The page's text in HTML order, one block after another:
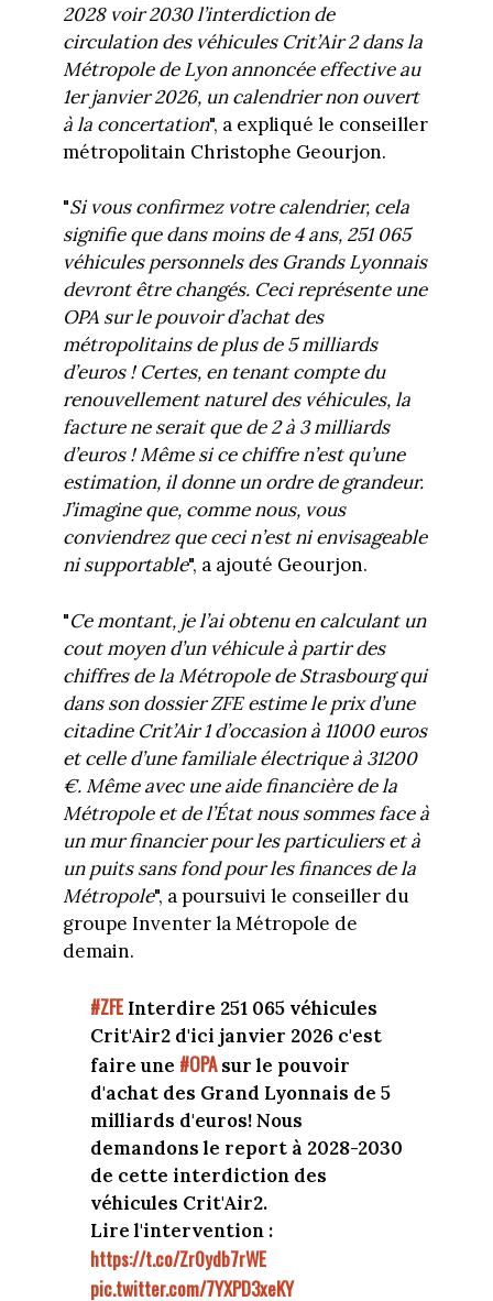
2028 voir 2030 l’interdiction de
circulation des véhicules Crit’Air 2 dans la
Métropole de Lyon annoncée effective au
1er janvier 2026, un calendrier non ouvert
à la concertation", a expliqué le conseiller
métropolitain Christophe Geourjon.
"Si vous confirmez votre calendrier, cela
signifie que dans moins de 4 ans, 251 065
véhicules personnels des Grands Lyonnais
devront être changés. Ceci représente une
OPA sur le pouvoir d’achat des
métropolitains de plus de 5 milliards
d’euros ! Certes, en tenant compte du
renouvellement naturel des véhicules, la
facture ne serait que de 2 à 3 milliards
d’euros ! Même si ce chiffre n’est qu’une
estimation, il donne un ordre de grandeur.
J’imagine que, comme nous, vous
conviendrez que ceci n’est ni envisageable
ni supportable", a ajouté Geourjon.
"Ce montant, je l’ai obtenu en calculant un
cout moyen d’un véhicule à partir des
chiffres de la Métropole de Strasbourg qui
dans son dossier ZFE estime le prix d’une
citadine Crit’Air 1 d’occasion à 11000 euros
et celle d’une familiale électrique à 31200
€. Même avec une aide financière de la
Métropole et de l’État nous sommes face à
un mur financier pour les particuliers et à
un puits sans fond pour les finances de la
Métropole", a poursuivi le conseiller du
groupe Inventer la Métropole de
demain.
#ZFE Interdire 251 065 véhicules
Crit'Air2 d'ici janvier 2026 c'est
faire une #OPAsur le pouvoir
d'achat des Grand Lyonnais de 5
milliards d'euros! Nous
demandons le report à 2028-2030
de cette interdiction des
véhicules Crit'Air2.
Lire l'intervention :
https://t.co/Zr0ydb7rWE
pic.twitter.com/7YXPD3xeKY